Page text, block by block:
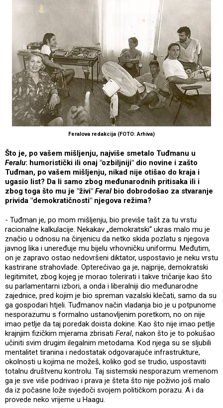
Feralova redakcija (FOTO: Arhiva)
Što je, po vašem mišljenju, najviše smetalo Tuđmanu u
Feralu: humoristički ili onaj "ozbiljniji" dio novine i zašto
Tuđman, po vašem mišljenju, nikad nije otišao do kraja i
ugasio list? Da li samo zbog međunarodnih pritisaka ili i
zbog toga što mu je "živi" Feral bio dobrodošao za stvaranje
privida "demokratičnosti" njegova režima?
- Tuđman je, po mom mišljenju, bio previše tašt za tu vrstu
racionalne kalkulacije. Nekakav „demokratski“ ukras malo mu je
značio u odnosu na činjenicu da netko skida pozlatu s njegova
javnog lika i uneređuje mu bijelu vrhovničku uniformu. Međutim,
on je zapravo ostao nedovršeni diktator, uspostavio je neku vrstu
kastrirane strahovlade. Opterećivao ga je, najprije, demokratski
legitimitet, zbog kojeg je morao tolerirati i takve tričarije kao što
su parlamentarni izbori, a onda i liberalniji dio međunarodne
zajednice, pred kojim je bio spreman vazalski klečati, samo da su
ga gospodari htjeli. Tuđmanov način vladanja bio je u potpunome
nesporazumu s formalno ustanovljenim poretkom, no on nije
imao petlje da taj poredak doista dokine. Kao što nije imao petlje
krajnjim fizičkim mjerama zbrisati Feral, nakon što je to pokušao
učiniti svim drugim ilegalnim metodama. Kod njega su se sljubili
mentalitet tiranina i nedostatak odgovarajuće infrastrukture,
okolnosti u kojima ne možeš, koliko god se trudio, uspostaviti
totalnu društvenu kontrolu. Taj sistemski nesporazum vremenom
ga je sve više podrivao i prava je šteta što nije poživio još malo
da iz počasne lože svjedoči svojem političkom porazu. A i da
provede neko vrijeme u Haagu.